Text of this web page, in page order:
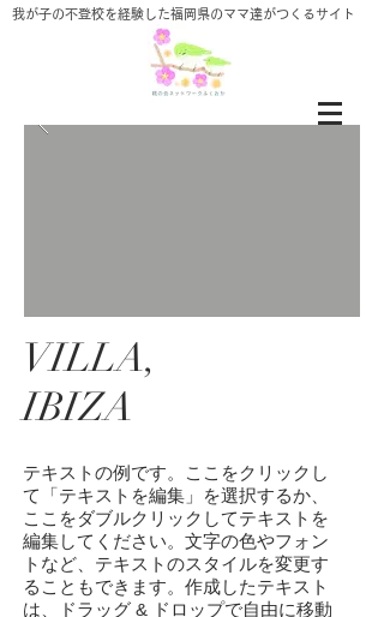
​我が子の不登校を経験した福岡県のママ達がつくるサイト
VILLA,
IBIZA
テキストの例です。ここをクリックし
て「テキストを編集」を選択するか、
ここをダブルクリックしてテキストを
編集してください。文字の色やフォン
トなど、テキストのスタイルを変更す
ることもできます。作成したテキスト
は、ドラッグ & ドロップで自由に移動